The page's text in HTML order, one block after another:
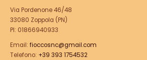
Via Pordenone 46/48
33080 Zoppola (PN)
PI: 01866940933
Email: fioccosnc@gmail.com
Telefono: +39 393 1754532